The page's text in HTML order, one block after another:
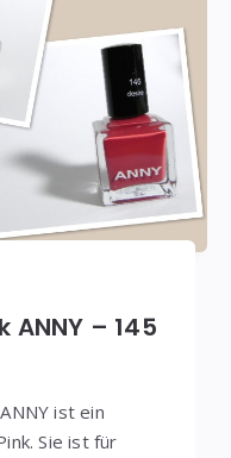
– 145
ist ein
Sie ist für